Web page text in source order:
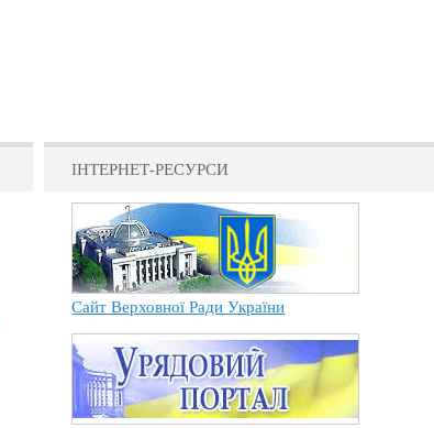
ІНТЕРНЕТ-РЕСУРСИ
Сайт Верховної Ради України